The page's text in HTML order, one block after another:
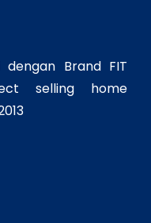
dengan Brand FIT
selling home